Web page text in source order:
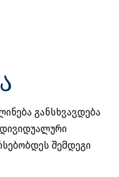
განსხვავდება
შემდეგი